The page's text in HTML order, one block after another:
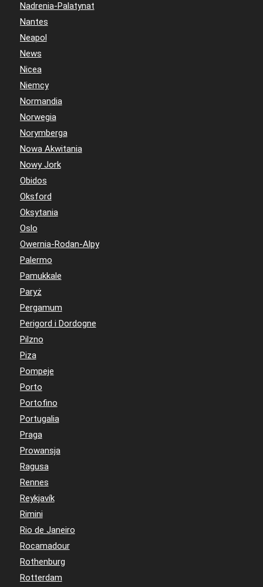
Nadrenia-Palatynat
Nantes
Neapol
News
Nicea
Niemcy
Normandia
Norwegia
Norymberga
Nowa Akwitania
Nowy Jork
Obidos
Oksford
Oksytania
Oslo
Owernia-Rodan-Alpy
Palermo
Pamukkale
Paryż
Pergamum
Perigord i Dordogne
Pilzno
Piza
Pompeje
Porto
Portofino
Portugalia
Praga
Prowansja
Ragusa
Rennes
Reykjavík
Rimini
Rio de Janeiro
Rocamadour
Rothenburg
Rotterdam